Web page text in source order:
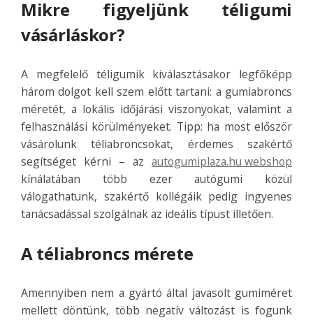
Mikre figyeljünk téligumi
vásárláskor?
A megfelelő téligumik kiválasztásakor legfőképp
három dolgot kell szem előtt tartani: a gumiabroncs
méretét, a lokális időjárási viszonyokat, valamint a
felhasználási körülményeket. Tipp: ha most először
vásárolunk téliabroncsokat, érdemes szakértő
segítséget kérni – az autogumiplaza.hu webshop
kínálatában több ezer autógumi közül
válogathatunk, szakértő kollégáik pedig ingyenes
tanácsadással szolgálnak az ideális típust illetően.
A téliabroncs mérete
Amennyiben nem a gyártó által javasolt gumiméret
mellett döntünk, több negatív változást is fogunk